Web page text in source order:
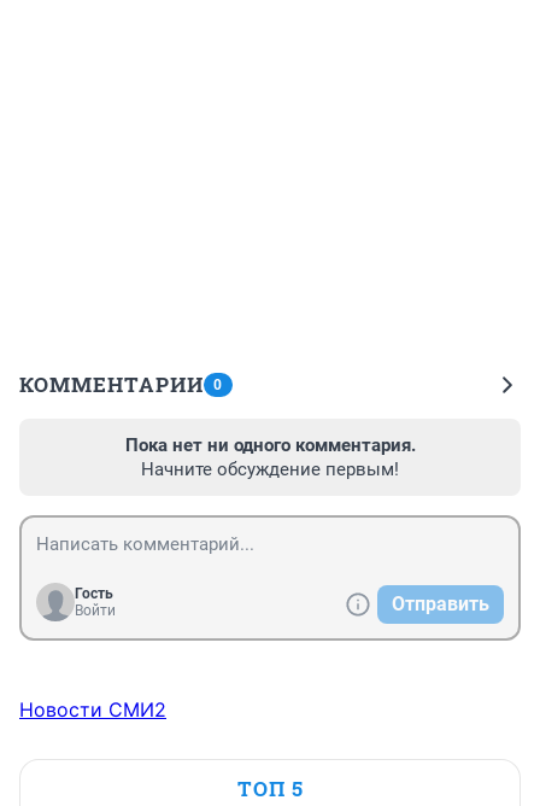
КОММЕНТАРИИ 0
Пока нет ни одного комментария.
Начните обсуждение первым!
Гость
Войти
Отправить
Новости СМИ2
ТОП 5